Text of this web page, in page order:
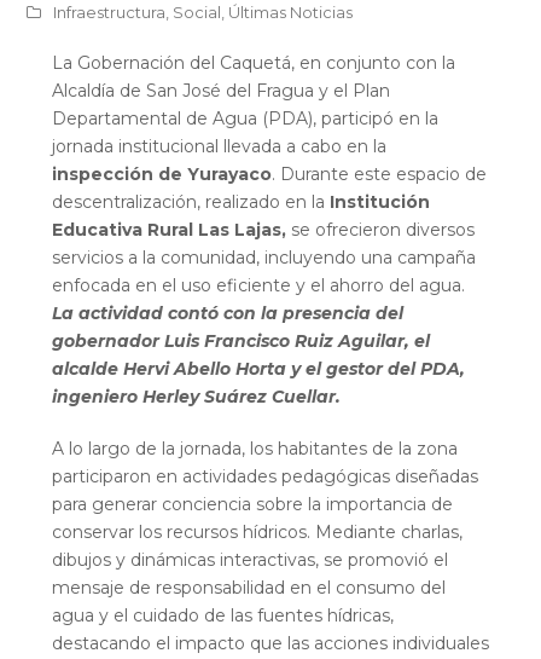
Infraestructura, Social, Últimas Noticias
La Gobernación del Caquetá, en conjunto con la
Alcaldía de San José del Fragua y el Plan
Departamental de Agua (PDA), participó en la
jornada institucional llevada a cabo en la
inspección de Yurayaco. Durante este espacio de
descentralización, realizado en la Institución
Educativa Rural Las Lajas,se ofrecieron diversos
servicios a la comunidad, incluyendo una campaña
enfocada en el uso eficiente y el ahorro del agua.
La actividad contó con la presencia del
gobernador Luis Francisco Ruiz Aguilar, el
alcalde Hervi Abello Horta y el gestor del PDA,
ingeniero Herley Suárez Cuellar.
A lo largo de la jornada, los habitantes de la zona
participaron en actividades pedagógicas diseñadas
para generar conciencia sobre la importancia de
conservar los recursos hídricos. Mediante charlas,
dibujos y dinámicas interactivas, se promovió el
mensaje de responsabilidad en el consumo del
agua y el cuidado de las fuentes hídricas,
destacando el impacto que las acciones individuales